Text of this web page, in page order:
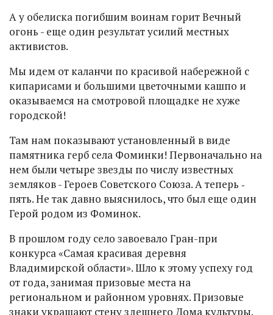
А у обелиска погибшим воинам горит Вечный
огонь - еще один результат усилий местных
активистов.
Мы идем от каланчи по красивой набережной с
кипарисами и большими цветочными кашпо и
оказываемся на смотровой площадке не хуже
городской!
Там нам показывают установленный в виде
памятника герб села Фоминки! Первоначально на
нем были четыре звезды по числу известных
земляков - Героев Советского Союза. А теперь ‑
пять. Не так давно выяснилось, что был еще один
Герой родом из Фоминок.
В прошлом году село завоевало Гран-при
конкурса «Самая красивая деревня
Владимирской области». Шло к этому успеху год
от года, занимая призовые места на
региональном и районном уровнях. Призовые
знаки украшают стену здешнего Дома культуры.